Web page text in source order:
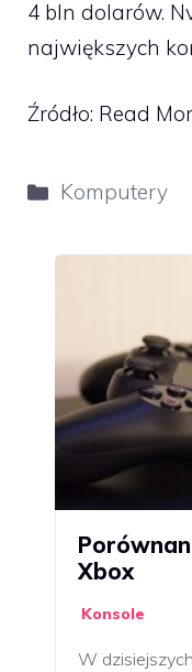
4 bln dolarów.
największych
Źródło: Read
Kategorie
Komputery
Xbox
Konsole
W